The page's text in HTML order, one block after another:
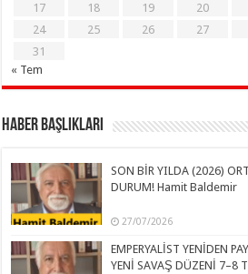
17
18 19 20
24
25 26 27
31
« Tem
Haber Başlıkları
SON BİR YILDA (2026)
DURUM! Hamit Baldemir
27/07/2026
EMPERYALİST YENİDEN
YENİ SAVAŞ DÜZENİ 7–8